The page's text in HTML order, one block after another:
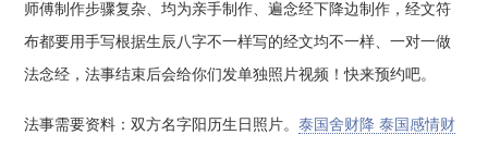
师傅制作步骤复杂、均为亲手制作、遍念经下降边制作，经文符
布都要用手写根据生辰八字不一样写的经文均不一样、一对一做
法念经，法事结束后会给你们发单独照片视频！快来预约吧。
法事需要资料：双方名字阳历生日照片。泰国舍财降 泰国感情财